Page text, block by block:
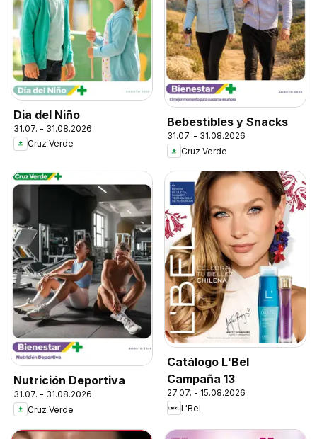
Dia del Niño
31.07. - 31.08.2026
Cruz Verde
Bebestibles y Snacks
31.07. - 31.08.2026
Cruz Verde
Nutrición Deportiva
31.07. - 31.08.2026
Cruz Verde
Catálogo L'Bel
Campaña 13
27.07. - 15.08.2026
L'Bel